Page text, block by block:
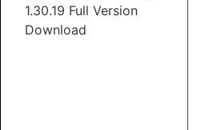
1.30.19 Full Version
Download